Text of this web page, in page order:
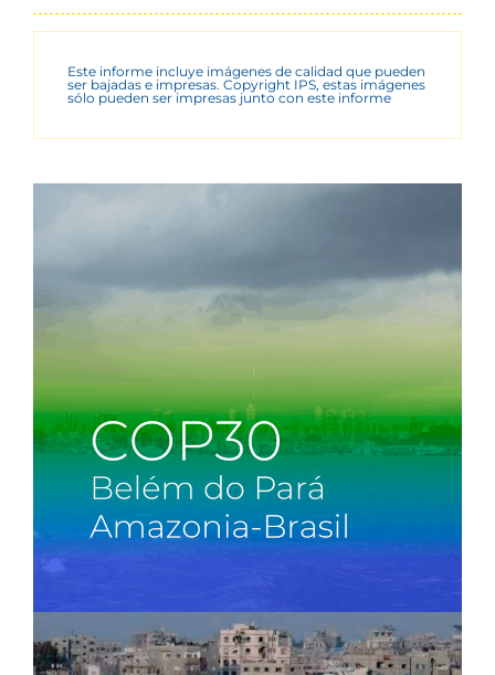
Este informe incluye imágenes de calidad que pueden
ser bajadas e impresas. Copyright IPS, estas imágenes
sólo pueden ser impresas junto con este informe